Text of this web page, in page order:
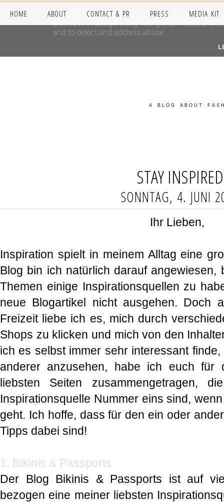
HOME ABOUT CONTACT & PR PRESS MEDIA KIT
A BLOG ABOUT
STAY INSPIRED
SONNTAG, 4. JUNI
Ihr Lieben,
Inspiration spielt in meinem Alltag eine
Blog bin ich natürlich darauf angewiesen,
Themen einige Inspirationsquellen zu
neue Blogartikel nicht ausgehen. Doch
Freizeit liebe ich es, mich durch
Shops zu klicken und mich von den
ich es selbst immer sehr interessant
anderer anzusehen, habe ich euch für
liebsten Seiten zusammengetragen,
Inspirationsquelle Nummer eins sind,
geht. Ich hoffe, dass für den ein oder
Tipps dabei sind!
1. Bikinis & Passports
Der Blog Bikinis & Passports ist auf
bezogen eine meiner liebsten
This site uses cookies from Google to deliver its
shared with Google along with performance and
and to detect and address abuse.